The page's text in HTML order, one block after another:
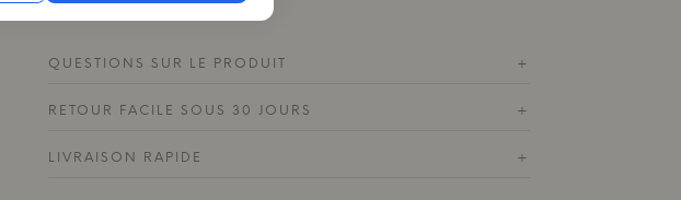
QUESTIONS SUR LE PRODUIT +
RETOUR FACILE SOUS 30 JOURS +
LIVRAISON RAPIDE +